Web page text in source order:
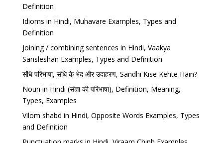
Definition
Idioms in Hindi, Muhavare Examples, Types and
Definition
Joining / combining sentences in Hindi, Vaakya
Sansleshan Examples, Types and Definition
संधि परिभाषा, संधि के भेद और उदाहरण, Sandhi Kise Kehte Hain?
Noun in Hindi (संज्ञा की परिभाषा), Definition, Meaning,
Types, Examples
Vilom shabd in Hindi, Opposite Words Examples, Types
and Definition